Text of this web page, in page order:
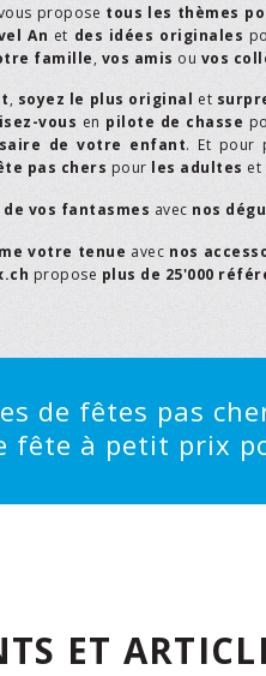
propose tous les thèmes
An et des idées originales
famille, vos amis ou vos
, soyez le plus original et
vous en pilote de chasse
de votre enfant. Et pour
pas chers pour les adultes et
vos fantasmes avec nos
votre tenue avec nos
propose plus de 25'000
de fêtes pas
fête à petit prix
ET